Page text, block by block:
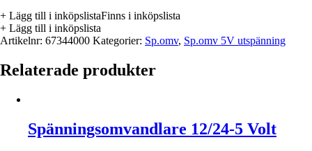
+ Lägg till i inköpslistaFinns i inköpslista
+ Lägg till i inköpslista
Artikelnr: 67344000 Kategorier: Sp.omv, Sp.omv 5V utspänning
Relaterade produkter
Spänningsomvandlare 12/24-5 Volt